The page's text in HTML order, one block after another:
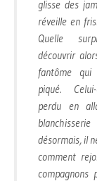
glisse des
réveille en
Quelle
découvrir
fantôme
piqué.
perdu en
désormais, il
comment
compagnons